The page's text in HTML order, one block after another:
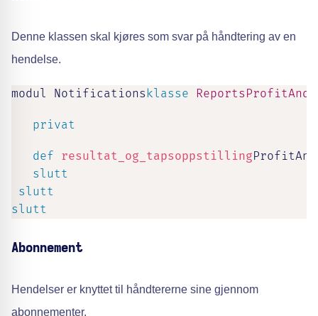
Denne klassen skal kjøres som svar på håndtering av en
hendelse.
modul Notifications klasse
privat
def resultat_og_tapsoppstilling
slutt
slutt
slutt
Abonnement
Hendelser er knyttet til håndtererne sine gjennom
abonnementer.